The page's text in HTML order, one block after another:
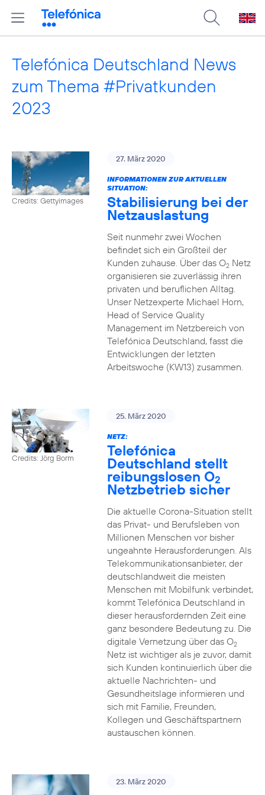
Telefónica Deutschland News
zum Thema #Privatkunden
2023
Credits: Gettyimages
27. März 2020
INFORMATIONEN ZUR AKTUELLEN
SITUATION:
Stabilisierung bei der
Netzauslastung
Seit nunmehr zwei Wochen
befindet sich ein Großteil der
Kunden zuhause. Über das O2Netz
organisieren sie zuverlässig ihren
privaten und beruflichen Alltag.
Unser Netzexperte Michael Horn,
Head of Service Quality
Management im Netzbereich von
Telefónica Deutschland, fasst die
Entwicklungen der letzten
Arbeitswoche (KW13) zusammen.
Credits: Jörg Borm
25. März 2020
NETZ:
Telefónica
Deutschland stellt
reibungslosen O2
Netzbetrieb sicher
Die aktuelle Corona-Situation stellt
das Privat- und Berufsleben von
Millionen Menschen vor bisher
ungeahnte Herausforderungen. Als
Telekommunikationsanbieter, der
deutschlandweit die meisten
Menschen mit Mobilfunk verbindet,
kommt Telefónica Deutschland in
dieser herausfordernden Zeit eine
ganz besondere Bedeutung zu. Die
digitale Vernetzung über das O2
Netz ist wichtiger als je zuvor, damit
sich Kunden kontinuierlich über die
aktuelle Nachrichten- und
Gesundheitslage informieren und
sich mit Familie, Freunden,
Kollegen und Geschäftspartnern
austauschen können.
23. März 2020